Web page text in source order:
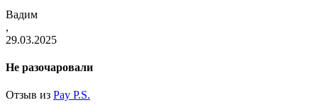
Вадим
,
29.03.2025
Не разочаровали
Отзыв из Pay P.S.